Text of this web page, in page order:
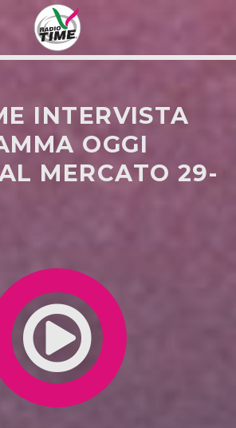
NEL SITO WEB:
INTERVISTA
OGGI
MERCATO 29-